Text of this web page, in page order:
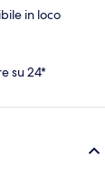
in loco
su 24*